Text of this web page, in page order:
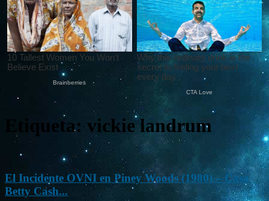
Etiqueta: vickie landrum
El Incidente OVNI en Piney Woods (1980) – Caso
Betty Cash...